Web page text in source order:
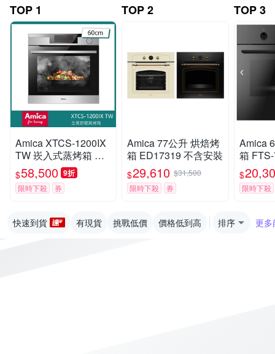
TOP 1
Amica XTCS-1200IX
TW 崁入式蒸烤箱 全
蒸舒肥 自動開門 多工
料理60cm
$58,500 9折
限時下殺 券
TOP 2
Amica 77公升 烘焙烤
箱 ED17319 不含安裝
$29,610 $31,500
限時下殺
券
TOP 3
Amica 65公升 烘焙烤
箱 FTS-700B TW 亮
黑
$
限時下殺
快速到貨 有現貨 挑戰低價 價格低到高 排序 更多